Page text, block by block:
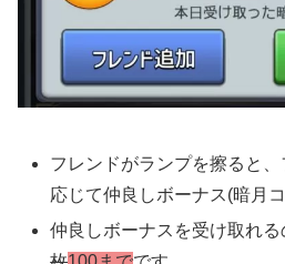
フレンドがランプを擦ると
応じて仲良しボーナス(暗月
仲良しボーナスを受け取れる